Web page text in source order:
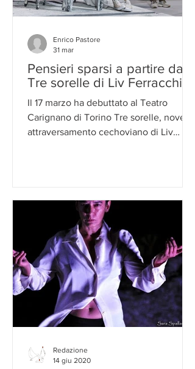
Pensieri sparsi a partire da
Tre sorelle di Liv Ferracchiati
Il 17 marzo ha debuttato al Teatro
Carignano di Torino Tre sorelle, novello
attraversamento cechoviano di Liv
Enrico Pastore
31 mar
Redazione
14 giu 2020